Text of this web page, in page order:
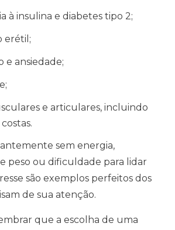
à insulina e diabetes tipo 2;
erétil;
e ansiedade;
e articulares, incluindo
sem energia,
peso ou dificuldade para lidar
são exemplos perfeitos dos
de sua atenção.
que a escolha de uma